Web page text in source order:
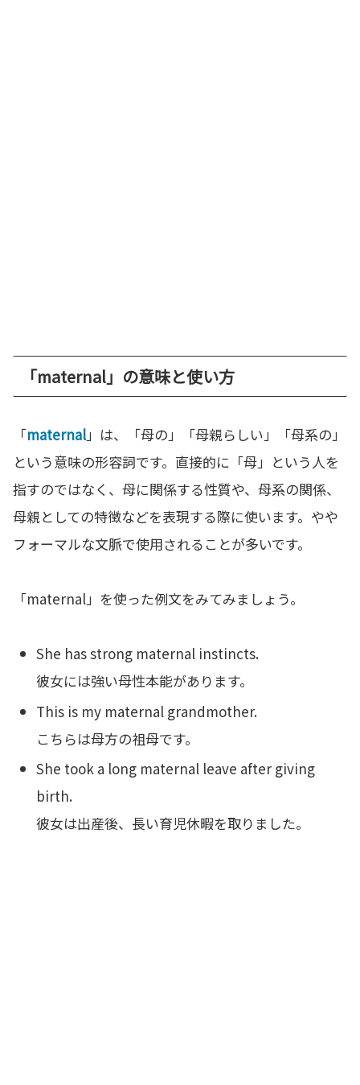
「maternal」の意味と使い方
「maternal」は、「母の」「母親らしい」「母系の」
という意味の形容詞です。直接的に「母」という人を
指すのではなく、母に関係する性質や、母系の関係、
母親としての特徴などを表現する際に使います。やや
フォーマルな文脈で使用されることが多いです。
「maternal」を使った例文をみてみましょう。
She has strong maternal instincts.
彼女には強い母性本能があります。
This is my maternal grandmother.
こちらは母方の祖母です。
She took a long maternal leave after giving
birth.
彼女は出産後、長い育児休暇を取りました。